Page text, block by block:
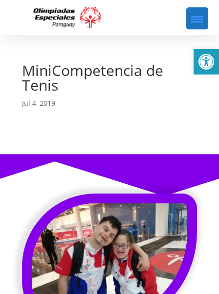
MiniCompetencia de
Tenis
Jul 4, 2019